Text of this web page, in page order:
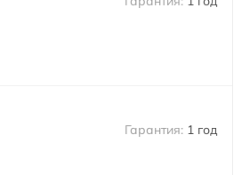
1 год